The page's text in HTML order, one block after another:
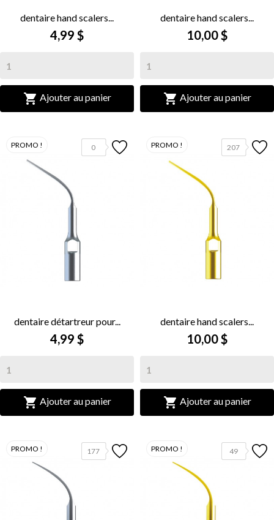
dentaire hand scalers...
4,99 $
 Ajouter au panier
dentaire hand scalers...
10,00 $
 Ajouter au panier
0
PROMO !
dentaire détartreur pour...
4,99 $
 Ajouter au panier
207
PROMO !
dentaire hand scalers...
10,00 $
 Ajouter au panier
177
PROMO ! 49
PROMO !